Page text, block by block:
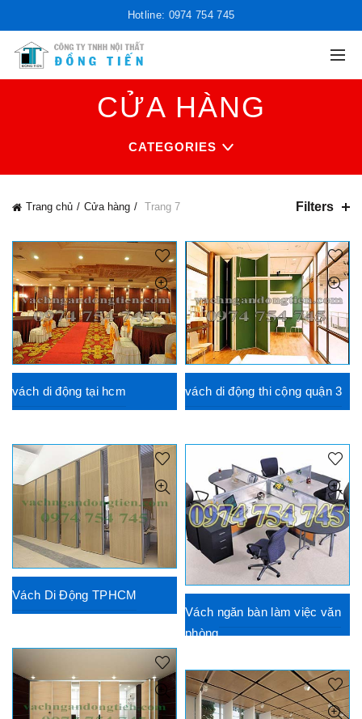
Hotline: 0974 754 745
CỬA HÀNG
CATEGORIES
Trang chủ Cửa hàng Trang 7 Filters
vách di động tại hcm vách di động thi cộng quận 3
Vách Di Động TPHCM
Vách ngăn bàn làm việc văn
phòng